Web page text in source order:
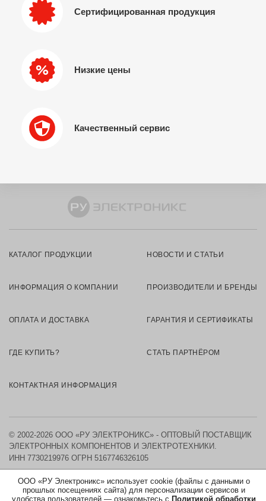
Сертифицированная продукция
Низкие цены
Качественный сервис
ООО «РУ Электроникс» использует cookie (файлы с данными о
прошлых посещениях сайта) для персонализации сервисов и
удобства пользователей — ознакомьтесь с Политикой обработки
КАТАЛОГ ПРОДУКЦИИ НОВОСТИ И СТАТЬИ
ИНФОРМАЦИЯ О КОМПАНИИ ПРОИЗВОДИТЕЛИ И БРЕНДЫ
ОПЛАТА И ДОСТАВКА ГАРАНТИЯ И СЕРТИФИКАТЫ
ГДЕ КУПИТЬ? СТАТЬ ПАРТНЁРОМ
КОНТАКТНАЯ ИНФОРМАЦИЯ
© 2002-2026 ООО «РУ ЭЛЕКТРОНИКС» - ОПТОВЫЙ ПОСТАВЩИК
ЭЛЕКТРОННЫХ КОМПОНЕНТОВ И ЭЛЕКТРОТЕХНИКИ.
ИНН 7730219976 ОГРН 5167746326105
КАРТА САЙТА